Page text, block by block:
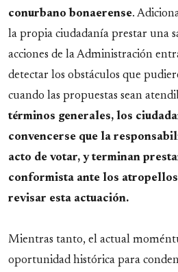
conurbano bonaerense.
la propia ciudadanía prestar una
acciones de la Administración
detectar los obstáculos que
cuando las propuestas sean
términos generales, los
convencerse que la
acto de votar, y terminan
conformista ante los
revisar esta actuación.
Mientras tanto, el actual
oportunidad histórica para